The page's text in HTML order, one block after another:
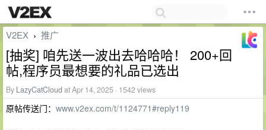
V2EX › 推广
[抽奖] 咱先送一波出去哈哈哈！ 200+回
帖,程序员最想要的礼品已选出
By LazyCatCloud at Apr 14, 2025 · 1542 views
原帖传送门： www.v2ex.com/t/1124771#reply119